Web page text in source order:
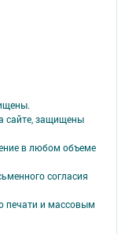
сайте, защищены
в любом объеме
согласия
печати и массовым